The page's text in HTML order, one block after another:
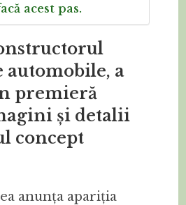
acest pas.
automobile, a
premieră
și detalii
concept
anunța apariția